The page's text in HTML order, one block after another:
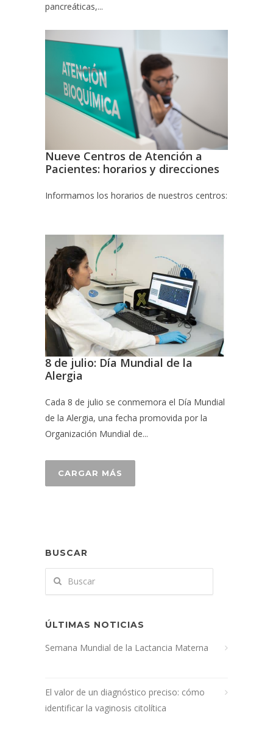
pancreáticas,...
Nueve Centros de Atención a
Pacientes: horarios y direcciones
Informamos los horarios de nuestros centros:
8 de julio: Día Mundial de la
Alergia
Cada 8 de julio se conmemora el Día Mundial
de la Alergia, una fecha promovida por la
Organización Mundial de...
CARGAR MÁS
BUSCAR
ÚLTIMAS NOTICIAS
Semana Mundial de la Lactancia Materna
El valor de un diagnóstico preciso: cómo
identificar la vaginosis citolítica